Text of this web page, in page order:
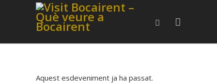
Aquest esdeveniment ja ha passat.